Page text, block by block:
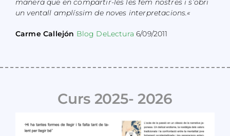
manera que en compartir-les les fem nostres i s’obri
un ventall amplíssim de noves interpretacions.«
Carme Callejón Blog DeLectura 6/09/2011
Curs 2025- 2026